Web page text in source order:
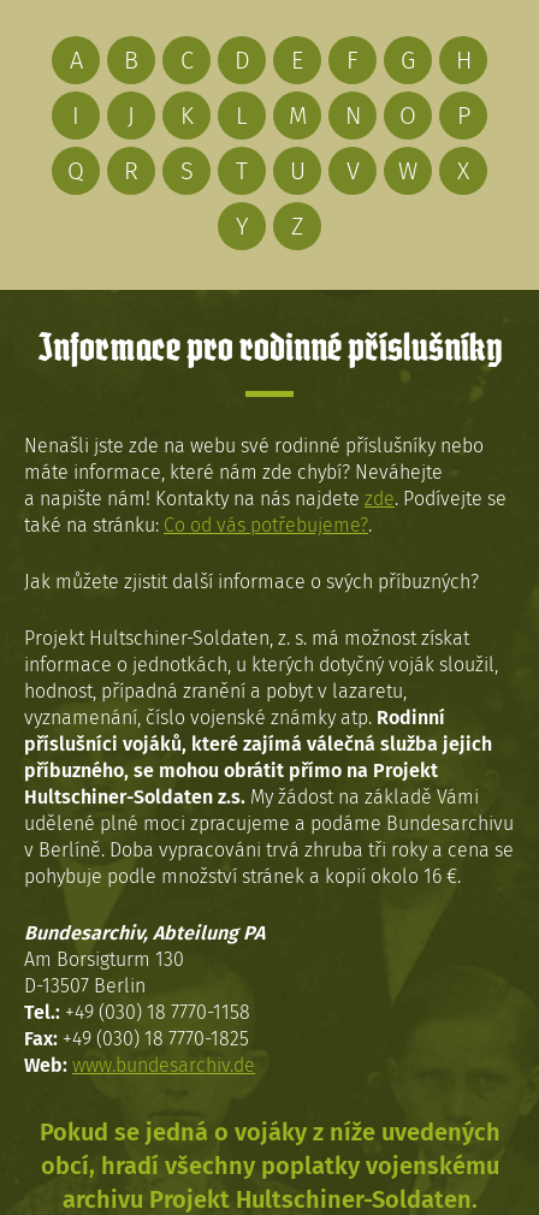
A B C D E F G
H
I
J K L M N O
P
Q
R S T U V W
X
Y
Z
Informace pro rodinné příslušníky
Nenašli jste zde na webu své rodinné příslušníky nebo
máte informace, které nám zde chybí? Neváhejte
a napište nám! Kontakty na nás najdete zde. Podívejte se
také na stránku: Co od vás potřebujeme?.
Jak můžete zjistit další informace o svých příbuzných?
Projekt Hultschiner-Soldaten, z. s. má možnost získat
informace o jednotkách, u kterých dotyčný voják sloužil,
hodnost, případná zranění a pobyt v lazaretu,
vyznamenání, číslo vojenské známky atp. Rodinní
příslušníci vojáků, které zajímá válečná služba jejich
příbuzného, se mohou obrátit přímo na Projekt
Hultschiner-Soldaten z.s. My žádost na základě Vámi
udělené plné moci zpracujeme a podáme Bundesarchivu
v Berlíně. Doba vypracováni trvá zhruba tři roky a cena se
pohybuje podle množství stránek a kopií okolo 16 €.
Bundesarchiv, Abteilung PA
Am Borsigturm 130
D-13507 Berlin
Tel.: +49 (030) 18 7770-1158
Fax: +49 (030) 18 7770-1825
Web: www.bundesarchiv.de
Pokud se jedná o vojáky z níže uvedených
obcí, hradí všechny poplatky vojenskému
archivu Projekt Hultschiner-Soldaten.